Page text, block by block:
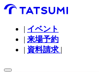
| イベント
| 来場予約
| 資料請求 |